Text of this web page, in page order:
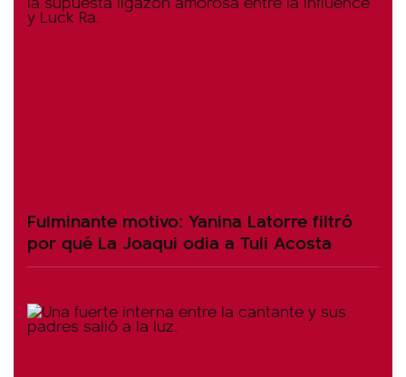
Fulminante motivo: Yanina Latorre filtró
por qué La Joaqui odia a Tuli Acosta